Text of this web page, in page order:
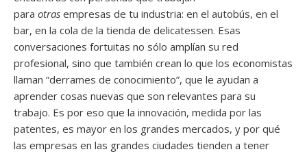
para otras empresas de tu industria: en el autobús, en el
bar, en la cola de la tienda de delicatessen. Esas
conversaciones fortuitas no sólo amplían su red
profesional, sino que también crean lo que los economistas
llaman “derrames de conocimiento”, que le ayudan a
aprender cosas nuevas que son relevantes para su
trabajo. Es por eso que la innovación, medida por las
patentes, es mayor en los grandes mercados, y por qué
las empresas en las grandes ciudades tienden a tener